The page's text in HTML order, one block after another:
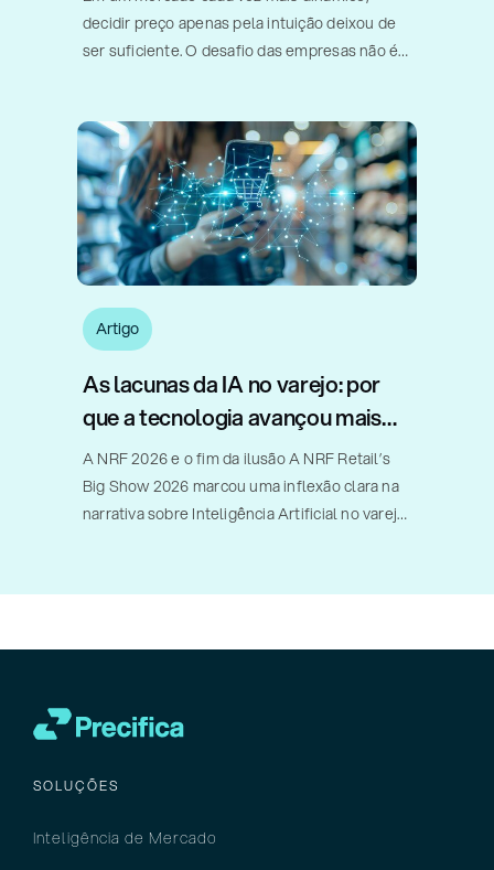
decidir preço apenas pela intuição deixou de
ser suficiente. O desafio das empresas não é
giro, quando um aumento de preço [...]
Artigo
As lacunas da IA no varejo: por
que a tecnologia avançou mais
rápido do que a implementação
A NRF 2026 e o fim da ilusão A NRF Retail’s
Big Show 2026 marcou uma inflexão clara na
narrativa sobre Inteligência Artificial no varejo.
possibilidades futuras e pilotos
SOLUÇÕES
Inteligência de Mercado